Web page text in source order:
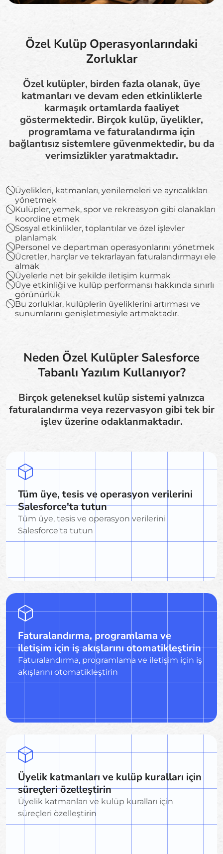
Özel Kulüp Operasyonlarındaki
Zorluklar
Özel kulüpler, birden fazla olanak, üye
katmanları ve devam eden etkinliklerle
karmaşık ortamlarda faaliyet
göstermektedir. Birçok kulüp, üyelikler,
programlama ve faturalandırma için
bağlantısız sistemlere güvenmektedir, bu da
verimsizlikler yaratmaktadır.
Üyelikleri, katmanları, yenilemeleri ve ayrıcalıkları
yönetmek
Kulüpler, yemek, spor ve rekreasyon gibi olanakları
koordine etmek
Sosyal etkinlikler, toplantılar ve özel işlevler
planlamak
Personel ve departman operasyonlarını yönetmek
Ücretler, harçlar ve tekrarlayan faturalandırmayı ele
almak
Üyelerle net bir şekilde iletişim kurmak
Üye etkinliği ve kulüp performansı hakkında sınırlı
görünürlük
Bu zorluklar, kulüplerin üyeliklerini artırması ve
sunumlarını genişletmesiyle artmaktadır.
Neden Özel Kulüpler Salesforce
Tabanlı Yazılım Kullanıyor?
Birçok geleneksel kulüp sistemi yalnızca
faturalandırma veya rezervasyon gibi tek bir
işlev üzerine odaklanmaktadır.
Tüm üye, tesis ve operasyon verilerini
Salesforce'ta tutun
Tüm üye, tesis ve operasyon verilerini
Salesforce'ta tutun
Faturalandırma, programlama ve
iletişim için iş akışlarını otomatikleştirin
Faturalandırma, programlama ve iletişim için iş
akışlarını otomatikleştirin
Üyelik katmanları ve kulüp kuralları için
süreçleri özelleştirin
Üyelik katmanları ve kulüp kuralları için
süreçleri özelleştirin